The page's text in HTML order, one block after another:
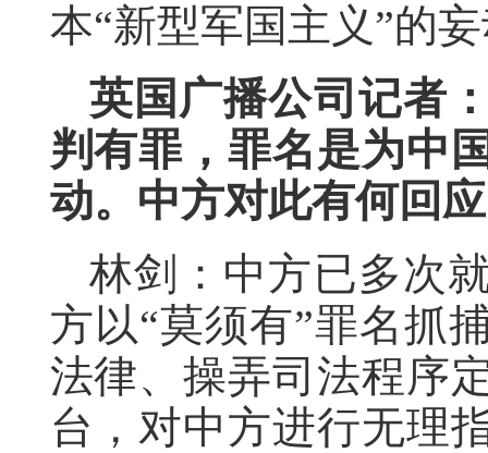
本“新型军国主义”的
英国广播公司记者
判有罪，罪名是为中
动。中方对此有何回
林剑：中方已多次
方以“莫须有”罪名抓
法律、操弄司法程序
台，对中方进行无理